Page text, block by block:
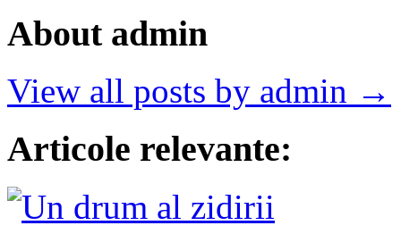
About admin
View all posts by admin →
Articole relevante: